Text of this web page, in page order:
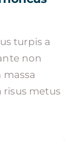
turpis a
non
risus metus